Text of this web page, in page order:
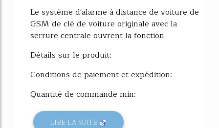
Le système d'alarme à distance de voiture de
GSM de clé de voiture originale avec la
serrure centrale ouvrent la fonction
Détails sur le produit:
Conditions de paiement et expédition:
Quantité de commande min:
LIRE LA SUITE